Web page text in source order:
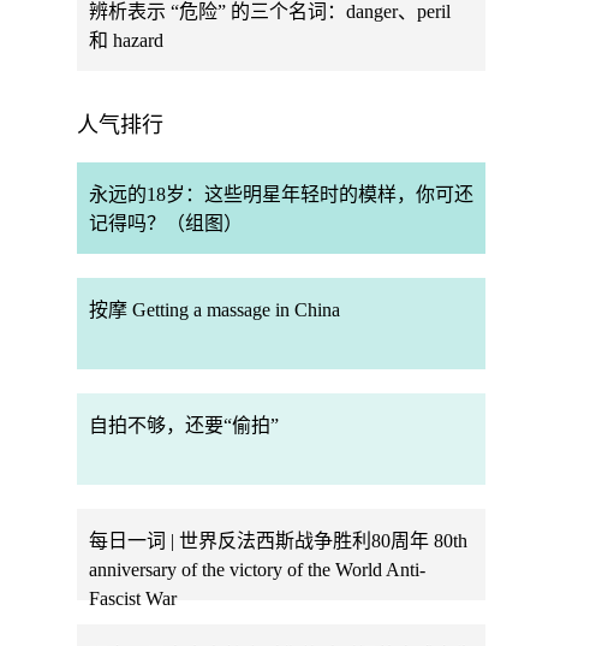
辨析表示 “危险” 的三个名词：danger、peril
和 hazard
人气排行
永远的18岁：这些明星年轻时的模样，你可还
记得吗？（组图）
按摩 Getting a massage in China
自拍不够，还要“偷拍”
每日一词 | 世界反法西斯战争胜利80周年 80th
anniversary of the victory of the World Anti-
Fascist War